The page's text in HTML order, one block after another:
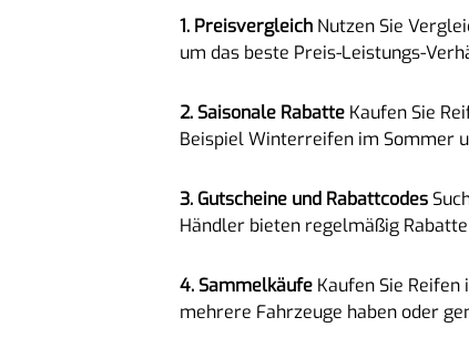
1. Preisvergleich Nutzen Sie
um das beste Preis-Leistungs-
2. Saisonale Rabatte Kaufen Sie
Beispiel Winterreifen im Sommer
3. Gutscheine und Rabattcodes
Händler bieten regelmäßig
4. Sammelkäufe Kaufen Sie
mehrere Fahrzeuge haben oder